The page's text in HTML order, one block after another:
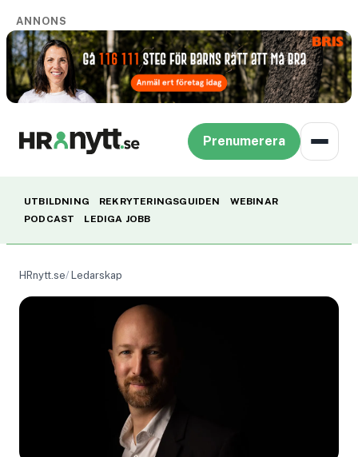
ANNONS
Prenumerera
UTBILDNING REKRYTERINGSGUIDEN
WEBINAR
PODCAST
LEDIGA JOBB
HRnytt.se Ledarskap